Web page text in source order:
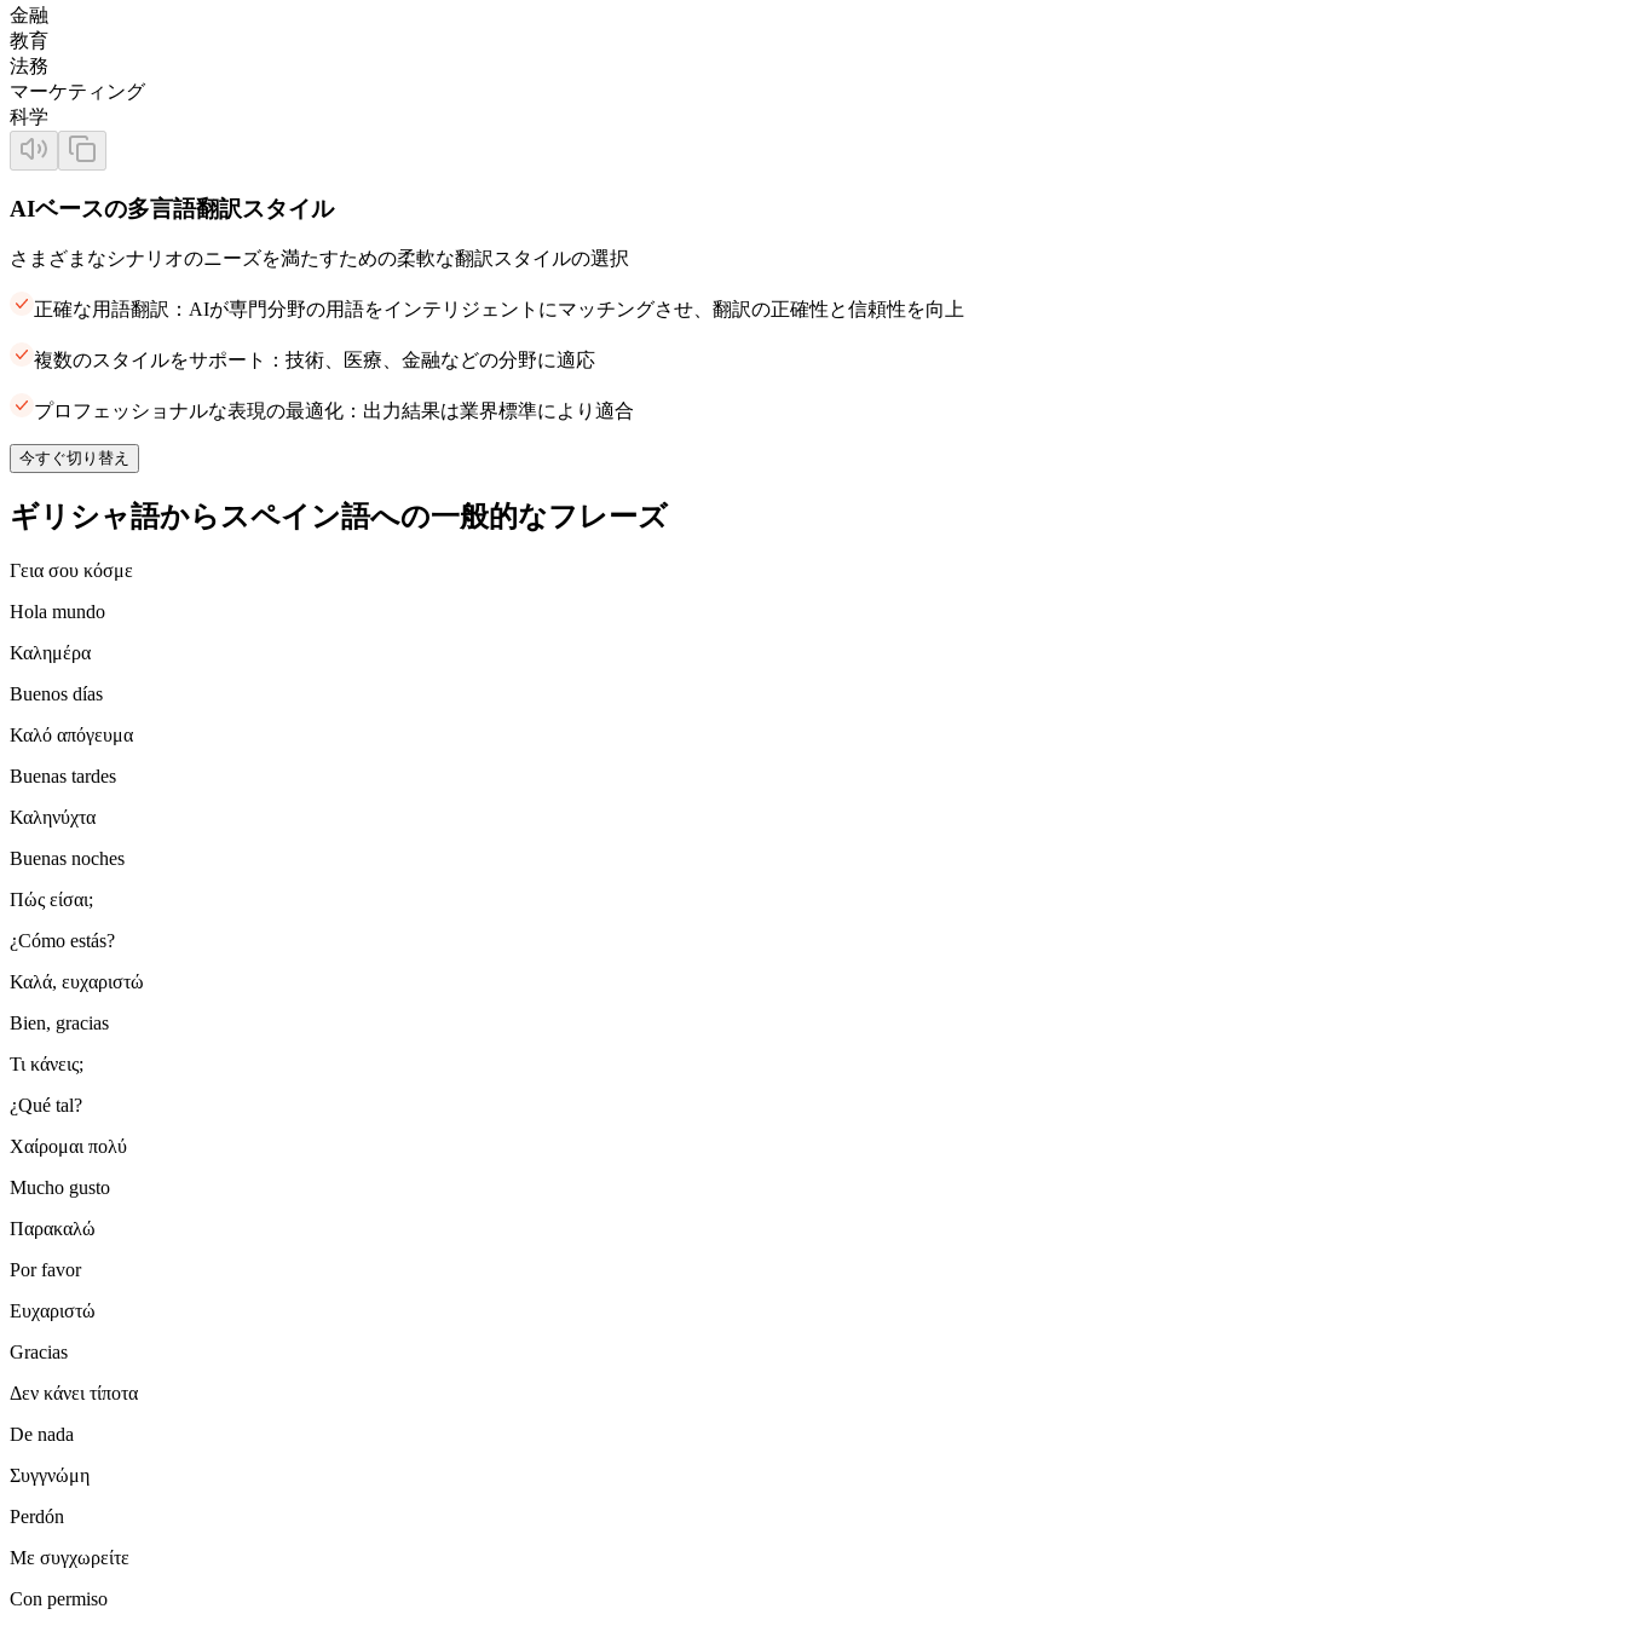
金融
教育
法務
マーケティング
科学
AIベースの多言語翻訳スタイル
さまざまなシナリオのニーズを満たすための柔軟な翻訳スタイルの選択
正確な用語翻訳：AIが専門分野の用語をインテリジェントにマッチングさせ、翻訳の正確性と信頼性を向上
複数のスタイルをサポート：技術、医療、金融などの分野に適応
プロフェッショナルな表現の最適化：出力結果は業界標準により適合
今すぐ切り替え
ギリシャ語からスペイン語への一般的なフレーズ
Γεια σου κόσμε
Hola mundo
Καλημέρα
Buenos días
Καλό απόγευμα
Buenas tardes
Καληνύχτα
Buenas noches
Πώς είσαι;
¿Cómo estás?
Καλά, ευχαριστώ
Bien, gracias
Τι κάνεις;
¿Qué tal?
Χαίρομαι πολύ
Mucho gusto
Παρακαλώ
Por favor
Ευχαριστώ
Gracias
Δεν κάνει τίποτα
De nada
Συγγνώμη
Perdón
Με συγχωρείτε
Con permiso